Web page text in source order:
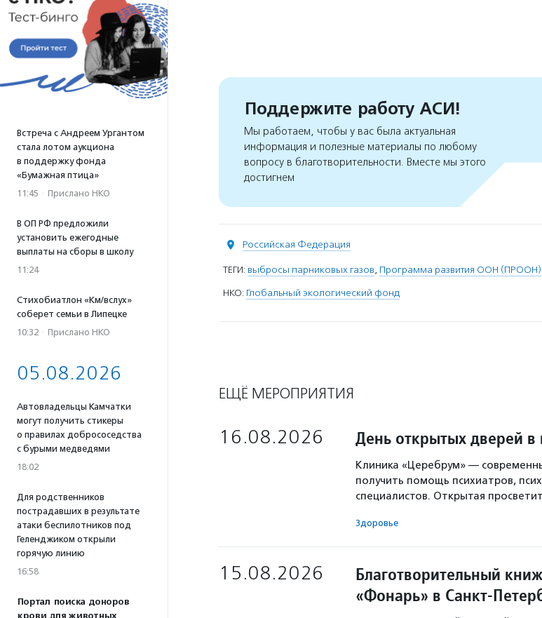
Встреча с Андреем Ургантом
стала лотом аукциона
в поддержку фонда
«Бумажная птица»
11:45 · Прислано НКО
В ОП РФ предложили
установить ежегодные
выплаты на сборы в школу
11:24
Стихобиатлон «Км/вслух»
соберет семьи в Липецке
10:32 · Прислано НКО
05.08.2026
Автовладельцы Камчатки
могут получить стикеры
о правилах добрососедства
с бурыми медведями
18:02
Для родственников
пострадавших в результате
атаки беспилотников под
Геленджиком открыли
горячую линию
16:58
Портал поиска доноров
Поддержите работу АСИ!
Мы работаем, чтобы у вас была актуальная
информация и полезные материалы по любому
вопросу в благотворительности. Вместе мы этого
достигнем
Российская Федерация
ТЕГИ: выбросы парниковых газов, Программа развития ООН (ПРООН)
НКО: Глобальный экологический фонд
ЕЩЁ МЕРОПРИЯТИЯ
16.08.2026 День открытых дверей
Клиника «Церебрум» —
получить помощь психиатров,
специалистов. Открытая
Здоровье
15.08.2026
Благотворительный
«Фонарь» в Санкт-